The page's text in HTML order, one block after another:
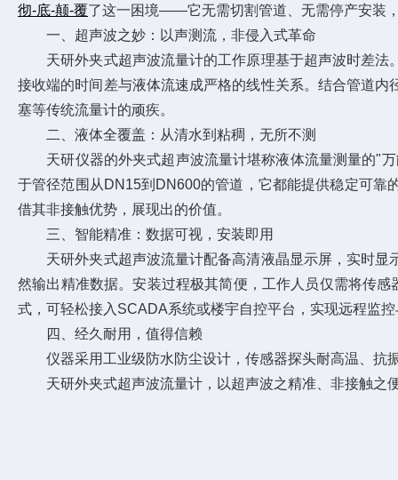
彻-底-颠-覆了这一困境——它无需切割管道、无需停产安装
一、超声波之妙：以声测流，非侵入式革命
天研外夹式超声波流量计的工作原理基于超声波时差法
接收端的时间差与液体流速成严格的线性关系。结合管道
塞等传统流量计的顽疾。
二、液体全覆盖：从清水到粘稠，无所不测
天研仪器的外夹式超声波流量计堪称液体流量测量的"万
于管径范围从DN15到DN600的管道，它都能提供稳定可靠
借其非接触优势，展现出的价值。
三、智能精准：数据可视，安装即用
天研外夹式超声波流量计配备高清液晶显示屏，实时显
然输出精准数据。安装过程极其简便，工作人员仅需将传
式，可轻松接入SCADA系统或楼宇自控平台，实现远程监
四、经久耐用，值得信赖
仪器采用工业级防水防尘设计，传感器探头耐高温、抗
天研外夹式超声波流量计，以超声波之精准、非接触之